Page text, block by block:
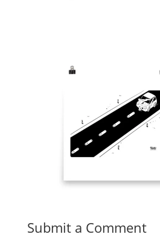
Submit a Comment